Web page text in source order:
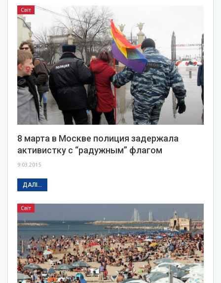
Світ
8 марта в Москве полиция задержала
активистку с “радужным” флагом
9.03.2015
ДАЛІ...
Світ